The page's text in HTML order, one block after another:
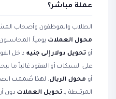
عملة مباشر؟
الطلاب والموظفون وأصحاب
محول العملات يومياً.
أو تحويل دولار إلى جنيه داخل
على الشيكات أو العقود غالباً ما
أو محول الريال. لهذا صُممت
المرتبطة بـ تحويل العملات دون